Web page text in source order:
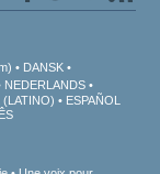
DANSK
NEDERLANDS
(LATINO)
ESPAÑOL